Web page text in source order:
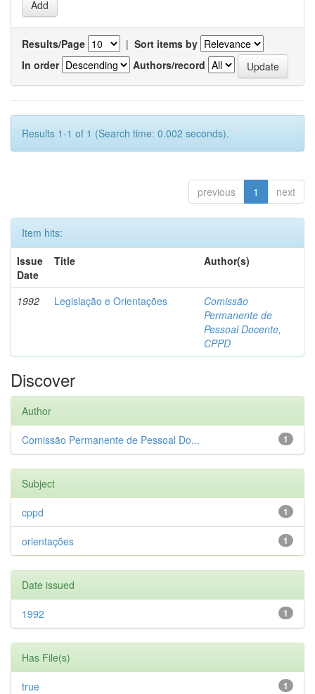
Results/Page | Sort items by
In order
Authors/record
Results 1-1 of 1 (Search time: 0.002 seconds).
previous 1 next
Item hits:
Issue
Date
Title Author(s)
1992 Legislação e Orientações
Comissão
Permanente de
Pessoal Docente,
CPPD
Discover
Author
1
Comissão Permanente de Pessoal Do...
Subject
1
cppd
1
orientações
Date issued
1
1992
Has File(s)
1
true